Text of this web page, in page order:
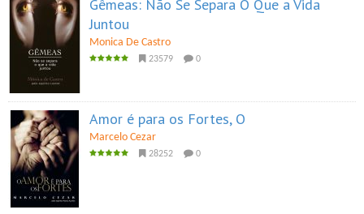
Gêmeas: Não Se Separa O Que a Vida
Juntou
Monica De Castro
23579 0
Amor é para os Fortes, O
Marcelo Cezar
28252 0